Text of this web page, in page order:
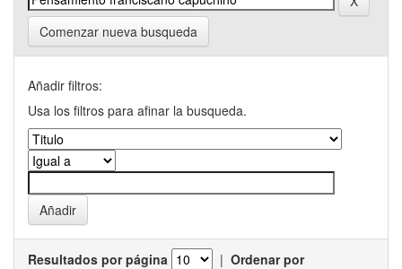
Comenzar nueva busqueda
Añadir filtros:
Usa los filtros para afinar la busqueda.
Resultados por página | Ordenar por